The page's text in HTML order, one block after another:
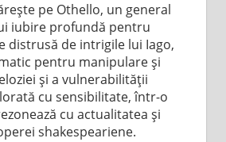
pe Othello, un general
iubire profundă pentru
distrusă de intrigile lui Iago,
pentru manipulare și
și a vulnerabilității
cu sensibilitate, într-o
cu actualitatea și
shakespeariene.